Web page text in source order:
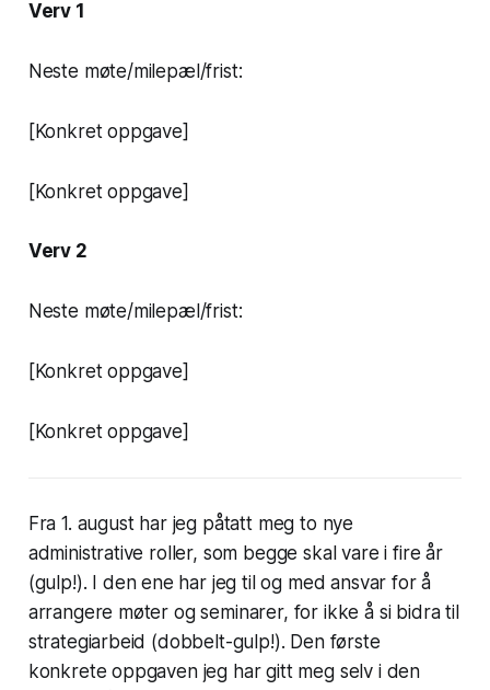
Verv 1
Neste møte/milepæl/frist:
[Konkret oppgave]
[Konkret oppgave]
Verv 2
Neste møte/milepæl/frist:
[Konkret oppgave]
[Konkret oppgave]
Fra 1. august har jeg påtatt meg to nye
administrative roller, som begge skal vare i fire år
(gulp!). I den ene har jeg til og med ansvar for å
arrangere møter og seminarer, for ikke å si bidra til
strategiarbeid (dobbelt-gulp!). Den første
konkrete oppgaven jeg har gitt meg selv i den